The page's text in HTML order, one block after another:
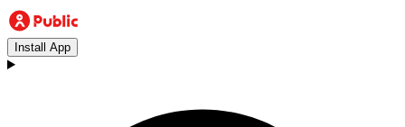
Install App